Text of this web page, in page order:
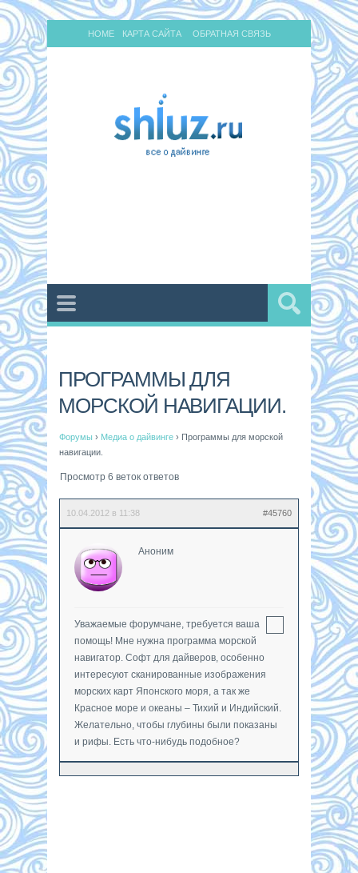
HOME КАРТА САЙТА ОБРАТНАЯ СВЯЗЬ
ПРОГРАММЫ ДЛЯ
МОРСКОЙ НАВИГАЦИИ.
Форумы › Медиа о дайвинге › Программы для морской
навигации.
Просмотр 6 веток ответов
10.04.2012 в 11:38 #45760
Аноним
Уважаемые форумчане, требуется ваша
помощь! Мне нужна программа морской
навигатор. Софт для дайверов, особенно
интересуют сканированные изображения
морских карт Японского моря, а так же
Красное море и океаны – Тихий и Индийский.
Желательно, чтобы глубины были показаны
и рифы. Есть что-нибудь подобное?